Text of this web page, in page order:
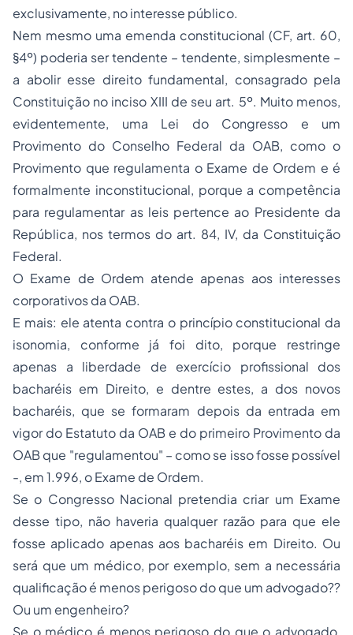
exclusivamente, no interesse público.
Nem mesmo uma emenda constitucional (CF, art. 60,
§4º) poderia ser tendente – tendente, simplesmente –
a abolir esse direito fundamental, consagrado pela
Constituição no inciso XIII de seu art. 5º. Muito menos,
evidentemente, uma Lei do Congresso e um
Provimento do Conselho Federal da OAB, como o
Provimento que regulamenta o Exame de Ordem e é
formalmente inconstitucional, porque a competência
para regulamentar as leis pertence ao Presidente da
República, nos termos do art. 84, IV, da Constituição
Federal.
O Exame de Ordem atende apenas aos interesses
corporativos da OAB.
E mais: ele atenta contra o princípio constitucional da
isonomia, conforme já foi dito, porque restringe
apenas a liberdade de exercício profissional dos
bacharéis em Direito, e dentre estes, a dos novos
bacharéis, que se formaram depois da entrada em
vigor do Estatuto da OAB e do primeiro Provimento da
OAB que "regulamentou" – como se isso fosse possível
-, em 1.996, o Exame de Ordem.
Se o Congresso Nacional pretendia criar um Exame
desse tipo, não haveria qualquer razão para que ele
fosse aplicado apenas aos bacharéis em Direito. Ou
será que um médico, por exemplo, sem a necessária
qualificação é menos perigoso do que um advogado??
Ou um engenheiro?
Se o médico é menos perigoso do que o advogado,